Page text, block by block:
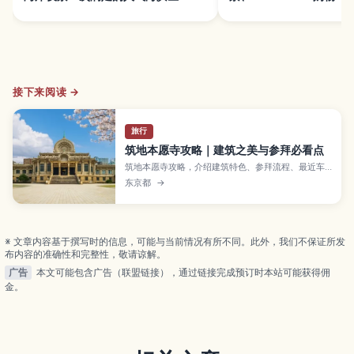
接下来阅读 →
旅行
筑地本愿寺攻略｜建筑之美与参拜必看点
筑地本愿寺攻略，介绍建筑特色、参拜流程、最近车
站、境内看点与行前确认事项，适合东京散策前阅
读。
东京都 →
※ 文章内容基于撰写时的信息，可能与当前情况有所不同。此外，我们不保证所发
布内容的准确性和完整性，敬请谅解。
广告
本文可能包含广告（联盟链接），通过链接完成预订时本站可能获得佣
金。